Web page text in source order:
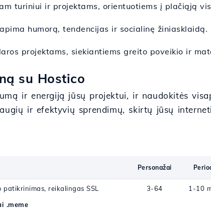
turiniui ir projektams, orientuotiems į plačiąją
humorą, tendencijas ir socialinę žiniasklaidą.
projektams, siekiantiems greito poveikio ir
su Hostico
ir energiją jūsų projektui, ir naudokitės
ir efektyvių sprendimų, skirtų jūsų
Personažai
patikrinimas, reikalingas SSL
.meme
3-64 1-10